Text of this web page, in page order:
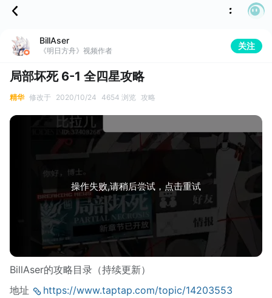
BillAser
《明日方舟》视频作者 关注
局部坏死 6-1 全四星攻略
精华 修改于 2020/10/24 4654 浏览 攻略
操作失败,请稍后尝试，点击重试
BillAser的攻略目录（持续更新）
地址
https://www.taptap.com/topic/14203553